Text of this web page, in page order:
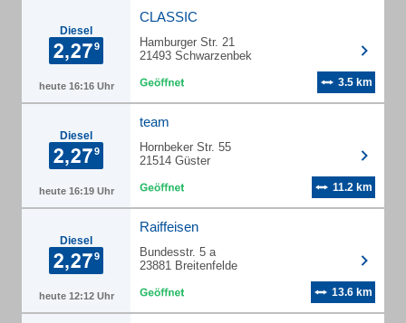
Diesel
heute 16:16 Uhr
CLASSIC
Hamburger Str. 21
21493 Schwarzenbek
3.5 km
Diesel
heute 16:19 Uhr
team
Hornbeker Str. 55
21514 Güster
11.2 km
Diesel
heute 12:12 Uhr
Raiffeisen
Bundesstr. 5 a
23881 Breitenfelde
13.6 km